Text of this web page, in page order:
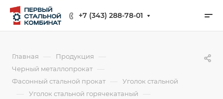
+7 (343) 288-78-01
Главная — Продукция —
Черный металлопрокат —
Фасонный стальной прокат — Уголок стальной
— Уголок стальной горячекатаный —